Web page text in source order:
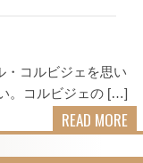
・コルビジェを思い
。コルビジェの […]
READ MORE